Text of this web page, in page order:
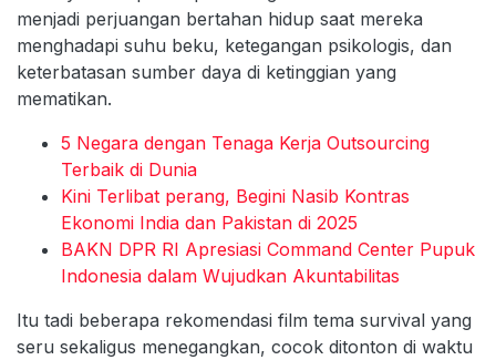
menjadi perjuangan bertahan hidup saat mereka
menghadapi suhu beku, ketegangan psikologis, dan
keterbatasan sumber daya di ketinggian yang
mematikan.
5 Negara dengan Tenaga Kerja Outsourcing
Terbaik di Dunia
Kini Terlibat perang, Begini Nasib Kontras
Ekonomi India dan Pakistan di 2025
BAKN DPR RI Apresiasi Command Center Pupuk
Indonesia dalam Wujudkan Akuntabilitas
Itu tadi beberapa rekomendasi film tema survival yang
seru sekaligus menegangkan, cocok ditonton di waktu